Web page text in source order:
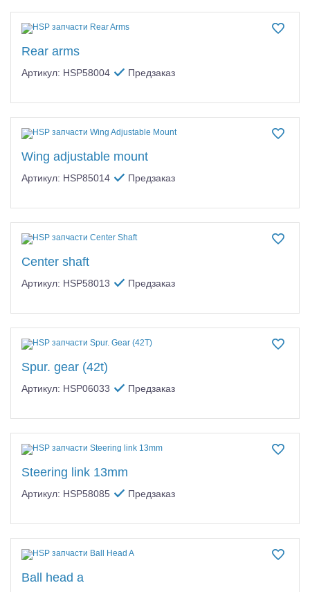
Самолеты
Квадрокоптеры
Аппаратура и электроника
Аккумуляторы и батарейки
Зарядные устройства и блоки питания
Двигатели
Оптовая продажа запчастей для моделей
Rear arms
Артикул: HSP58004 Предзаказ
Wing adjustable mount
Артикул: HSP85014 Предзаказ
Center shaft
Артикул: HSP58013 Предзаказ
Spur. gear (42t)
Артикул: HSP06033 Предзаказ
Steering link 13mm
Артикул: HSP58085 Предзаказ
Ball head a